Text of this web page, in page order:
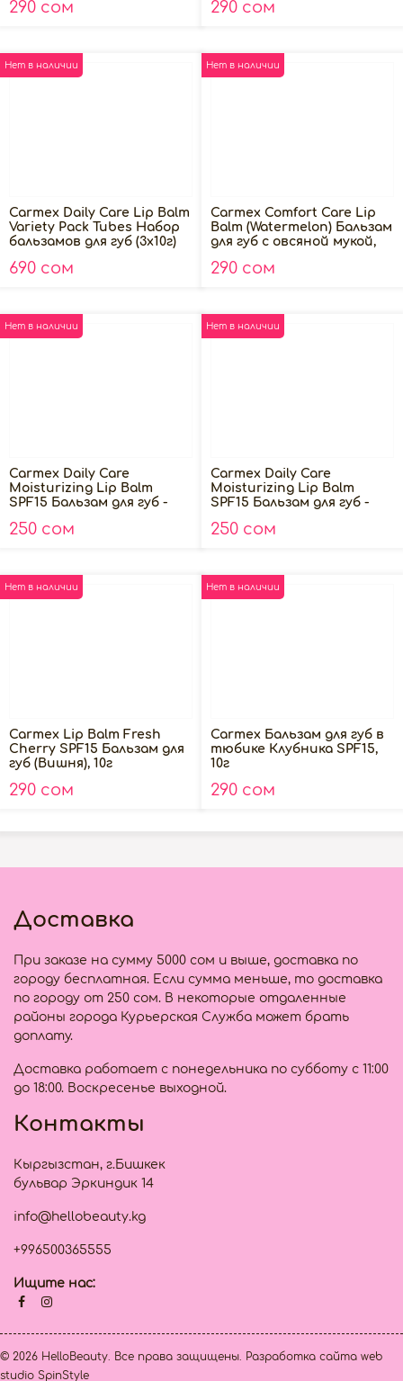
290 сом 290 сом
Нет в наличии
Carmex Daily Care Lip Balm
Variety Pack Tubes Набор
бальзамов для губ (3х10г)
690 сом
Нет в наличии
Carmex Comfort Care Lip
Balm (Watermelon) Бальзам
для губ c овсяной мукой,
290 сом
Нет в наличии
Carmex Daily Care
Moisturizing Lip Balm
SPF15 Бальзам для губ -
250 сом
Нет в наличии
Carmex Daily Care
Moisturizing Lip Balm
SPF15 Бальзам для губ -
250 сом
Нет в наличии
Carmex Lip Balm Fresh
Cherry SPF15 Бальзам для
губ (Вишня), 10г
290 сом
Нет в наличии
Carmex Бальзам для губ в
тюбике Клубника SPF15,
10г
290 сом
Доставка
При заказе на сумму 5000 сом и выше, доставка по
городу бесплатная. Если сумма меньше, то доставка
по городу от 250 сом. В некоторые отдаленные
районы города Курьерская Служба может брать
доплату.
Доставка работает с понедельника по субботу с 11:00
до 18:00. Воскресенье выходной.
Контакты
Кыргызстан, г.Бишкек
бульвар Эркиндик 14
info@hellobeauty.kg
+996500365555
Ищите нас:
© 2026 HelloBeauty. Все права защищены. Разработка сайта web
studio SpinStyle